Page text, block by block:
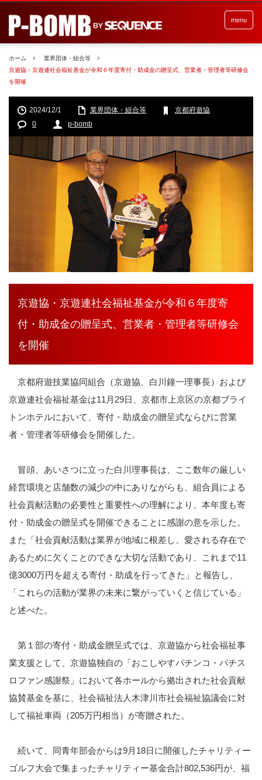
menu
ホーム
業界団体・組合等
京遊協・京遊連社会福祉基金が令和６年度寄付・助成金の贈呈式、営業者・管理者等研修会
を開催
2024/12/1 業界団体・組合等
京都府遊協
0
p-bomb
京遊協・京遊連社会福祉基金が令和６年度寄
付・助成金の贈呈式、営業者・管理者等研修会
を開催
京都府遊技業協同組合（京遊協、白川鐘一理事長）および
京遊連社会福祉基金は11月29日、京都市上京区の京都ブライ
トンホテルにおいて、寄付・助成金の贈呈式ならびに営業
者・管理者等研修会を開催した。
冒頭、あいさつに立った白川理事長は、ここ数年の厳しい
経営環境と店舗数の減少の中にありながらも、組合員による
社会貢献活動の必要性と重要性への理解により、本年度も寄
付・助成金の贈呈式を開催できることに感謝の意を示した。
また「社会貢献活動は業界が地域に根差し、愛される存在で
あるために欠くことのできな大切な活動であり、これまで11
億3000万円を超える寄付・助成を行ってきた」と報告し、
「これらの活動が業界の未来に繋がっていくと信じている」
と述べた。
第１部の寄付・助成金贈呈式では、京遊協から社会福祉事
業支援として、京遊協独自の「おこしやすパチンコ・パチス
ロファン感謝祭」において各ホールから拠出された社会貢献
協賛基金を基に、社会福祉法人木津川市社会福祉協議会に対
して福祉車両（205万円相当）が寄贈された。
続いて、同青年部会からは9月18日に開催したチャリティー
ゴルフ大会で集まったチャリティー基金合計802,536円が、福